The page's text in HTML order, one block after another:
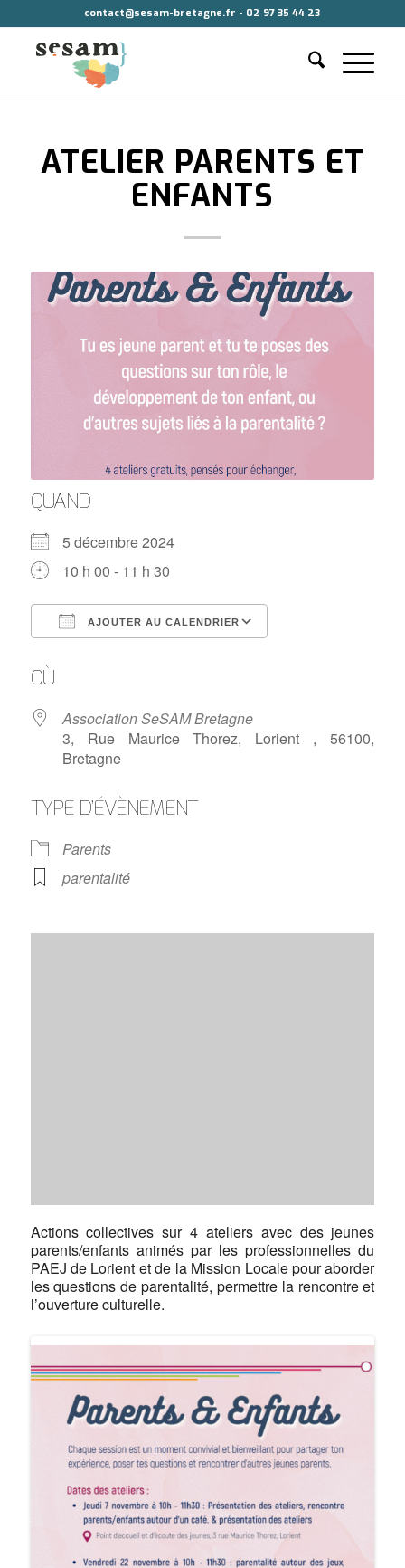
contact@sesam-bretagne.fr - 02 97 35 44 23
ATELIER PARENTS ET
ENFANTS
QUAND
5 décembre 2024
10 h 00 - 11 h 30
AJOUTER AU CALENDRIER
OÙ
Association SeSAM Bretagne
3, Rue Maurice Thorez, Lorient , 56100,
Bretagne
TYPE D’ÉVÈNEMENT
Parents
parentalité
Actions collectives sur 4 ateliers avec des jeunes
parents/enfants animés par les professionnelles du
PAEJ de Lorient et de la Mission Locale pour aborder
les questions de parentalité, permettre la rencontre et
l’ouverture culturelle.